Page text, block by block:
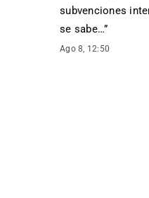
subvenciones
se sabe…”
Ago 8, 12:50